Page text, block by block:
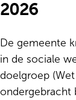
2026
De gemeente
in de sociale
doelgroep
ondergebracht